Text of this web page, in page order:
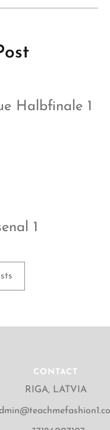
Halbfinale 1
1
CONTACT
RIGA, LATVIA